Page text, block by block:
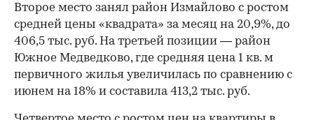
Второе место занял район Измайлово с ростом
средней цены «квадрата» за месяц на 20,9%, до
406,5 тыс. руб. На третьей позиции — район
Южное Медведково, где средняя цена 1 кв. м
первичного жилья увеличилась по сравнению с
июнем на 18% и составила 413,2 тыс. руб.